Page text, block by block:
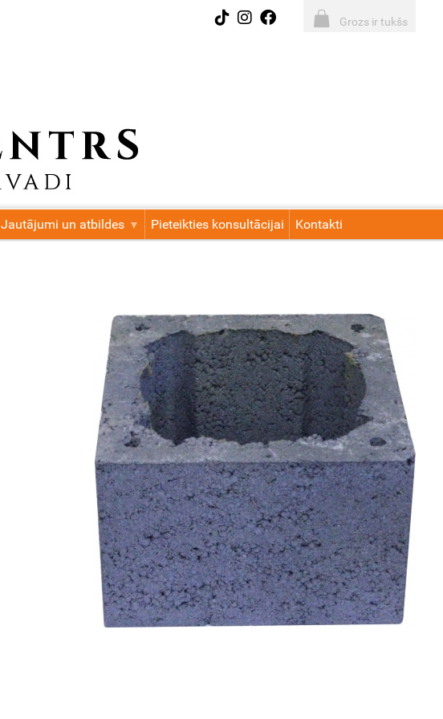
Grozs ir tukšs
Jautājumi un atbildes Pieteikties konsultācijai Kontakti